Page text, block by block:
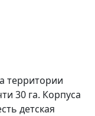
территории
30 га. Корпуса
детская